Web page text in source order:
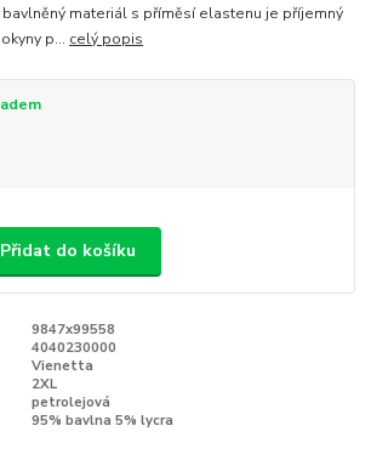
bavlněný materiál s příměsí elastenu je příjemný
p... celý popis
Přidat do košíku
9847x99558
4040230000
Vienetta
2XL
petrolejová
95% bavlna 5% lycra